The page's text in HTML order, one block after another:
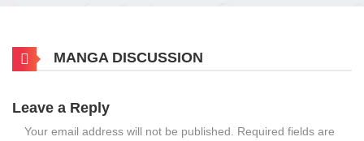
MANGA DISCUSSION
Leave a Reply
Your email address will not be published. Required fields are